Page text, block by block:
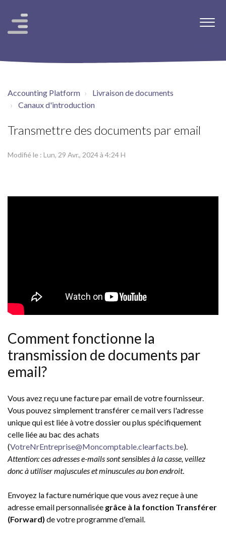
Accounting Platform
Livraison de documents
Canaux d'introduction
Transmettre des documents par email
Modifié le : Lun, 29 Avr., 2024 à 4:24 H
Comment fonctionne la
transmission de documents par
email?
Vous avez reçu une facture par email de votre fournisseur.
Vous pouvez simplement transférer ce mail vers l'adresse
unique qui est liée à votre dossier ou plus spécifiquement
celle liée au bac des achats
(VotreNrEntreprise@Moncomptable.clearfacts.be).
Attention: ces adresses e-mails sont sensibles à la casse, veillez
donc à utiliser majuscules et minuscules au bon endroit.
Envoyez la facture numérique que vous avez reçue à une
adresse email personnalisée grâce à la fonction Transférer
(Forward) de votre programme d'email.